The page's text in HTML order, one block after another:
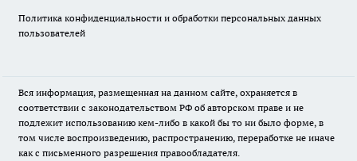
Политика конфиденциальности и обработки персональных данных
пользователей
Вся информация, размещенная на данном сайте, охраняется в
соответствии с законодательством РФ об авторском праве и не
подлежит использованию кем-либо в какой бы то ни было форме, в
том числе воспроизведению, распространению, переработке не иначе
как с письменного разрешения правообладателя.